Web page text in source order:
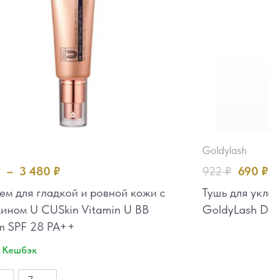
– 3 480 ₽
для гладкой и ровной кожи с
U CUSkin Vitamin U BB
SPF 28 PA++
Кешбэк
goldylash
922₽ 690 ₽
Тушь для
GoldyLash